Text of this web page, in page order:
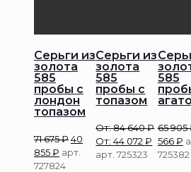
Серьги из
золота
585
пробы с
лондон
топазом
71 675₽40
855₽ арт.
727824
Серьги из
золота
585
пробы с
топазом
От:84 640₽
От:44 072₽
арт. 725323
585
65 905
566₽
725382